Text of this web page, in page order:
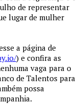
de representar
lugar de mulher
a página de
) e confira as
vaga para o
de Talentos para
possa